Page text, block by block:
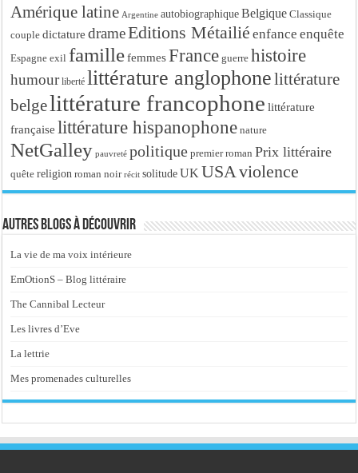
Amérique latine Argentine autobiographique Belgique Classique
couple dictature drameEditions Métailié enfance enquête
Espagne exil famille femmes France guerre histoire
humour liberté littérature anglophonelittérature
belgelittérature francophone littérature
française littérature hispanophone nature
NetGalley pauvreté politique premier roman Prix littéraire
quête religion roman noir récit solitude UK USAviolence
Autres blogs à découvrir
La vie de ma voix intérieure
EmOtionS – Blog littéraire
The Cannibal Lecteur
Les livres d’Eve
La lettrie
Mes promenades culturelles